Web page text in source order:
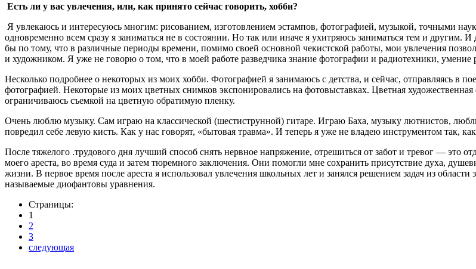
Есть ли у вас увлечения, или, как принято сейчас говорить, хобби?
Я увлекаюсь и интересуюсь многим: рисованием, изготовлением эстампов, фотографией, музыкой, точными
одновременно всем сразу я заниматься не в состоянии. Но так или иначе я ухитряюсь заниматься тем и другим.
бы по тому, что в различные периоды времени, помимо своей основной чекистской работы, мои увлечения
и художником. Я уже не говорю о том, что в моей работе разведчика знание фотографии и радиотехники,
Несколько подробнее о некоторых из моих хобби. Фотографией я занимаюсь с детства, и сейчас, отправляясь в
фотографией. Некоторые из моих цветных снимков экспонировались на фотовыставках. Цветная
ограничиваюсь съемкой на цветную обратимую пленку.
Очень люблю музыку. Сам играю на классической (шестиструнной) гитаре. Играю Баха, музыку лютнистов,
повредил себе левую кисть. Как у нас говорят, «бытовая травма». И теперь я уже не владею инструментом так,
После тяжелого .трудового дня лучший способ снять нервное напряжение, отрешиться от забот и тревог — это
моего ареста, во время суда и затем тюремного заключения. Они помогли мне сохранить присутствие духа,
жизни. В первое время после ареста я использовал увлечения школьных лет и занялся решением задач из
называемые диофантовы уравнения.
Страницы:
1
2
3
следующая